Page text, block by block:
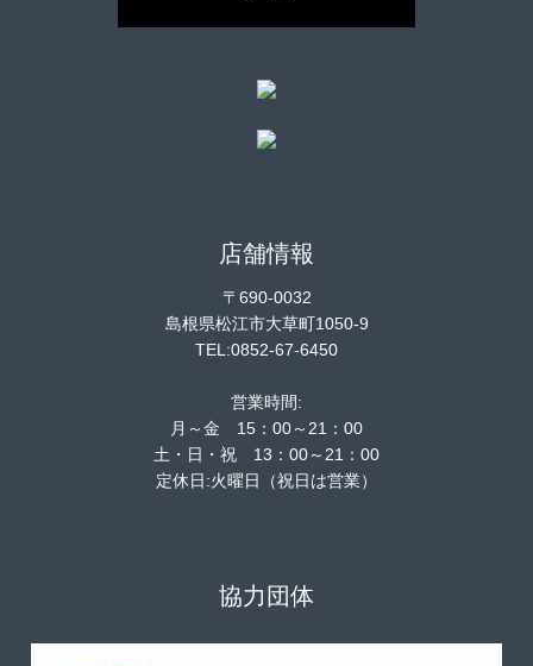
店舗情報
〒690-0032
島根県松江市大草町1050-9
TEL:0852-67-6450
営業時間:
月～金 15：00～21：00
土・日・祝 13：00～21：00
定休日:火曜日（祝日は営業）
協力団体